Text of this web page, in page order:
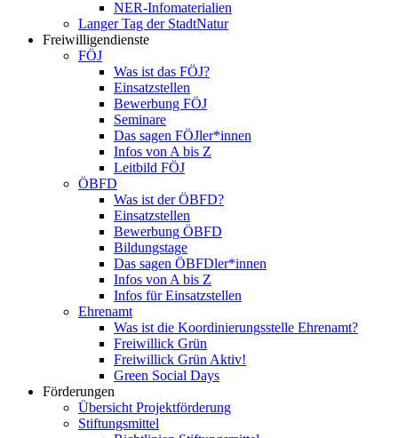
NER-Infomaterialien
Langer Tag der StadtNatur
Freiwilligendienste
FÖJ
Was ist das FÖJ?
Einsatzstellen
Bewerbung FÖJ
Seminare
Das sagen FÖJler*innen
Infos von A bis Z
Leitbild FÖJ
ÖBFD
Was ist der ÖBFD?
Einsatzstellen
Bewerbung ÖBFD
Bildungstage
Das sagen ÖBFDler*innen
Infos von A bis Z
Infos für Einsatzstellen
Ehrenamt
Was ist die Koordinierungsstelle Ehrenamt?
Freiwillick Grün
Freiwillick Grün Aktiv!
Green Social Days
Förderungen
Übersicht Projektförderung
Stiftungsmittel